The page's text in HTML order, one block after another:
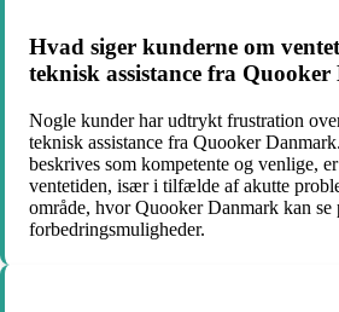
Hvad siger kunderne om
teknisk assistance fra
Nogle kunder har udtrykt frustration
teknisk assistance fra Quooker
beskrives som kompetente og venlige,
ventetiden, især i tilfælde af akutte
område, hvor Quooker Danmark kan se
forbedringsmuligheder.